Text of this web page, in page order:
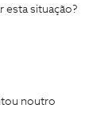
esta situação?
noutro